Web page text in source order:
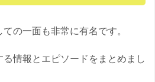
の一面も非常に有名です。
情報とエピソードをまとめまし